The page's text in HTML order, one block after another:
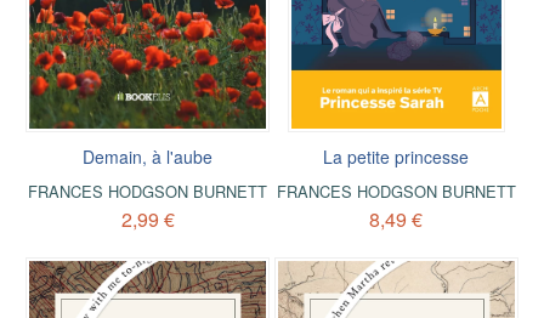
Demain, à l'aube
FRANCES HODGSON BURNETT
2,99 €
La petite princesse
FRANCES HODGSON BURNETT
8,49 €